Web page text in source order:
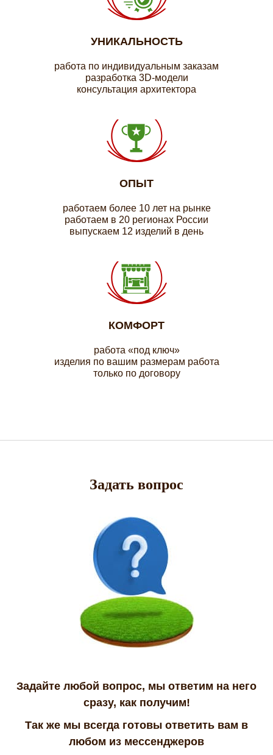
УНИКАЛЬНОСТЬ
работа по индивидуальным заказам
разработка 3D-модели
консультация архитектора
ОПЫТ
работаем более 10 лет на рынке
работаем в 20 регионах России
выпускаем 12 изделий в день
КОМФОРТ
работа «под ключ»
изделия по вашим размерам работа
только по договору
Задать вопрос
Задайте любой вопрос, мы ответим на него
сразу, как получим!
Так же мы всегда готовы ответить вам в
любом из мессенджеров